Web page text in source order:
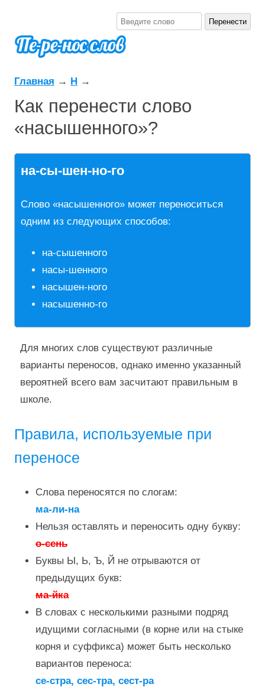
Главная → Н →
Как перенести слово
«насышенного»?
на-сы-шен-но-го
Слово «насышенного» может переноситься
одним из следующих способов:
на-сышенного
насы-шенного
насышен-ного
насышенно-го
Для многих слов существуют различные
варианты переносов, однако именно указанный
вероятней всего вам засчитают правильным в
школе.
Правила, используемые при
переносе
Слова переносятся по слогам:
ма-ли-на
Нельзя оставлять и переносить одну букву:
о-сень
Буквы Ы, Ь, Ъ, Й не отрываются от
предыдущих букв:
ма-йка
В словах с несколькими разными подряд
идущими согласными (в корне или на стыке
корня и суффикса) может быть несколько
вариантов переноса:
се-стра, сес-тра, сест-ра